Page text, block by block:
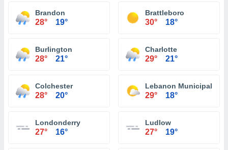
Brandon
28° 19°
Brattleboro
30° 18°
Burlington
28° 21°
Charlotte
29° 21°
Colchester
28° 20°
Lebanon Municipal
29° 18°
Londonderry
27° 16°
Ludlow
27° 19°